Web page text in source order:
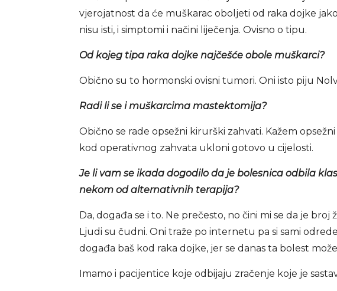
vjerojatnost da će muškarac oboljeti od raka dojke
nisu isti, i simptomi i načini liječenja. Ovisno o tipu.
Od kojeg tipa raka dojke najčešće obole muškarci?
Obično su to hormonski ovisni tumori. Oni isto piju
Radi li se i muškarcima mastektomija?
Obično se rade opsežni kirurški zahvati. Kažem
kod operativnog zahvata ukloni gotovo u cijelosti.
Je li vam se ikada dogodilo da je bolesnica odbila
nekom od alternativnih terapija?
Da, događa se i to. Ne prečesto, no čini mi se da je
Ljudi su čudni. Oni traže po internetu pa si sami
događa baš kod raka dojke, jer se danas ta bolest
Imamo i pacijentice koje odbijaju zračenje koje je